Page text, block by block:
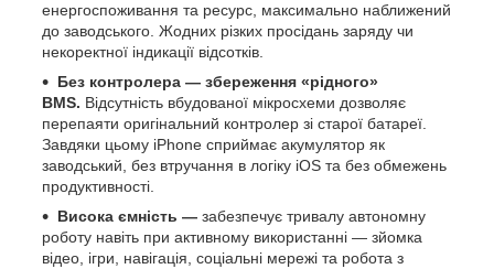
енергоспоживання та ресурс, максимально наближений
до заводського. Жодних різких просідань заряду чи
некоректної індикації відсотків.
Без контролера — збереження «рідного»
BMS. Відсутність вбудованої мікросхеми дозволяє
перепаяти оригінальний контролер зі старої батареї.
Завдяки цьому iPhone сприймає акумулятор як
заводський, без втручання в логіку iOS та без обмежень
продуктивності.
Висока ємність — забезпечує тривалу автономну
роботу навіть при активному використанні — зйомка
відео, ігри, навігація, соціальні мережі та робота з